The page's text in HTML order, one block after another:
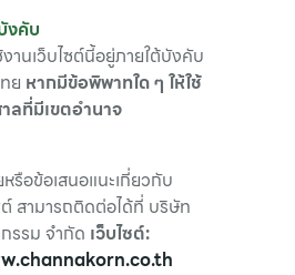
งคับ
งานเว็บไซต์นี้อยู่ภายใต้บังคับ
ย หากมีข้อพิพาทใด ๆ ให้ใช้
ลที่มีเขตอำนาจ
รือข้อเสนอแนะเกี่ยวกับ
ต์ สามารถติดต่อได้ที่ บริษัท
รรม จำกัด เว็บไซต์: